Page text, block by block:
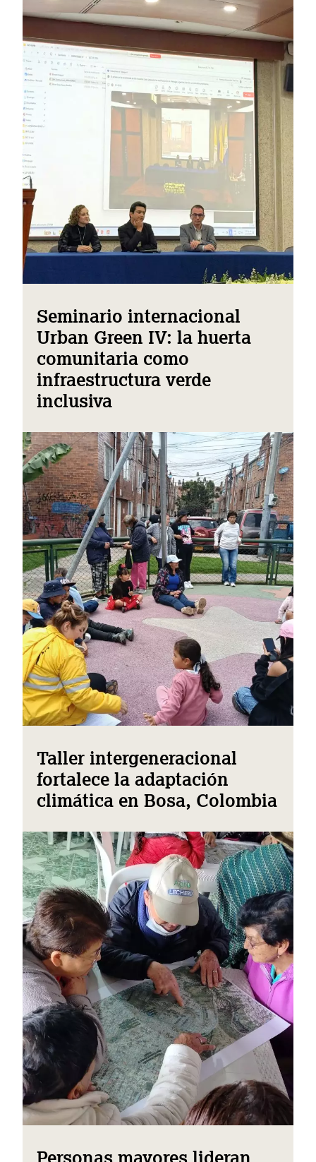
Seminario internacional
Urban Green IV: la huerta
comunitaria como
infraestructura verde
inclusiva
Taller intergeneracional
fortalece la adaptación
climática en Bosa, Colombia
Personas mayores lideran